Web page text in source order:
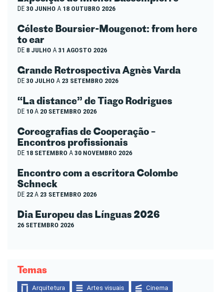
DE30 JUNHO A 18 OUTUBRO 2026
Céleste Boursier-Mougenot: from here
to ear
DE 8 JULHO A31 AGOSTO 2026
Grande Retrospectiva Agnès Varda
DE30 JULHO A 23 SETEMBRO 2026
“La distance” de Tiago Rodrigues
DE 10A 20 SETEMBRO 2026
Coreografias de Cooperação –
Encontros profissionais
DE 18 SETEMBRO A30 NOVEMBRO 2026
Encontro com a escritora Colombe
Schneck
DE 22A 23 SETEMBRO 2026
Dia Europeu das Línguas 2026
26 SETEMBRO 2026
Temas
Arquitetura Artes visuais Cinema